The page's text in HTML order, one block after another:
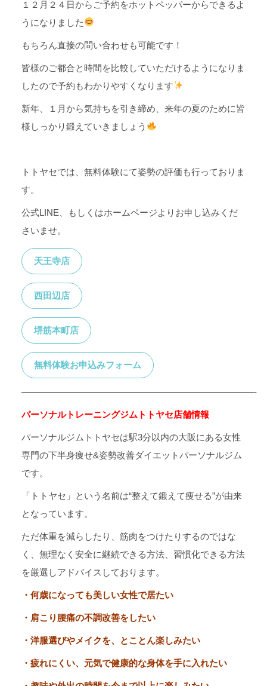
１２月２４日からご予約をホットペッパーからできるよ
うになりました
もちろん直接の問い合わせも可能です！
皆様のご都合と時間を比較していただけるようになりま
したので予約もわかりやすくなります
新年、１月から気持ちを引き締め、来年の夏のために皆
様しっかり鍛えていきましょう
トトヤセでは、無料体験にて姿勢の評価も行っておりま
す。
公式LINE、もしくはホームページよりお申し込みくだ
さいませ。
天王寺店
西田辺店
堺筋本町店
無料体験お申込みフォーム
——————————————————————————-
パーソナルトレーニングジムトトヤセ店舗情報
パーソナルジムトトヤセは駅3分以内の大阪にある女性
専門の下半身痩せ&姿勢改善ダイエットパーソナルジム
です。
「トトヤセ」という名前は“整えて鍛えて痩せる”が由来
となっています。
ただ体重を減らしたり、筋肉をつけたりするのではな
く、無理なく安全に継続できる方法、習慣化できる方法
を厳選しアドバイスしております。
・何歳になっても美しい女性で居たい
・肩こり腰痛の不調改善をしたい
・洋服選びやメイクを、とことん楽しみたい
・疲れにくい、元気で健康的な身体を手に入れたい